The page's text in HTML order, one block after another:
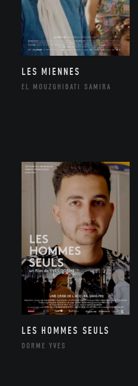
LES MIENNES
EL MOUZGHIBATI SAMIRA
LES HOMMES SEULS
DORME YVES